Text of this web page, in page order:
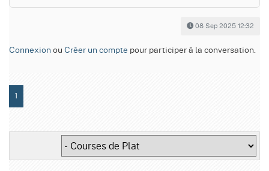
08 Sep 2025 12:32
Connexion ou Créer un compte pour participer à la conversation.
1